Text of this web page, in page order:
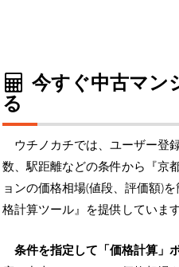
今すぐ中古マン
る
ウチノカチでは、ユーザー登
数、駅距離などの条件から『京
ョンの価格相場(値段、評価額)
格計算ツール』を提供しています
条件を指定して「価格計算」